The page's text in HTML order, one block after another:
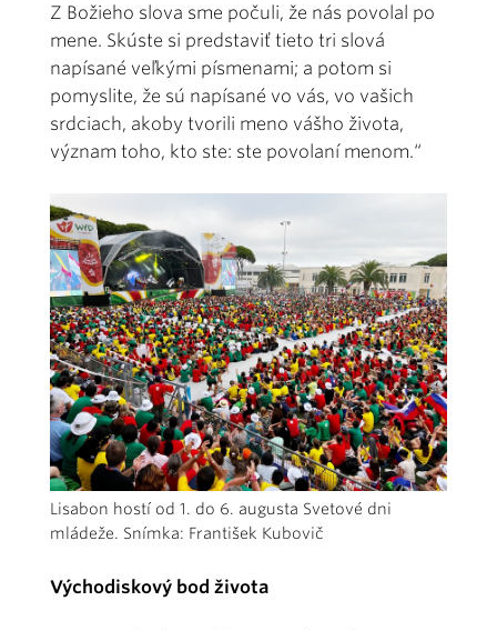
Z Božieho slova sme počuli, že nás povolal po
mene. Skúste si predstaviť tieto tri slová
napísané veľkými písmenami; a potom si
pomyslite, že sú napísané vo vás, vo vašich
srdciach, akoby tvorili meno vášho života,
význam toho, kto ste: ste povolaní menom.“
Lisabon hostí od 1. do 6. augusta Svetové dni
mládeže. Snímka: František Kubovič
Východiskový bod života